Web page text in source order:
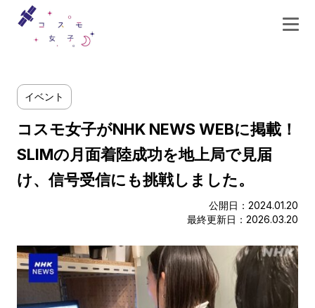
イベント
コスモ女子がNHK NEWS WEBに掲載！
SLIMの月面着陸成功を地上局で見届
け、信号受信にも挑戦しました。
公開日：2024.01.20
最終更新日：2026.03.20